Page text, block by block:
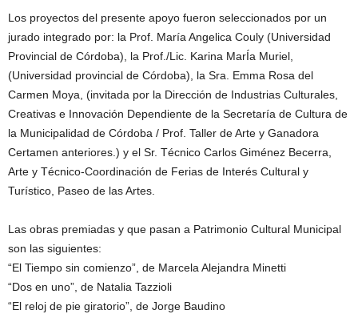
Los proyectos del presente apoyo fueron seleccionados por un
jurado integrado por: la Prof. María Angelica Couly (Universidad
Provincial de Córdoba), la Prof./Lic. Karina MarÍa Muriel,
(Universidad provincial de Córdoba), la Sra. Emma Rosa del
Carmen Moya, (invitada por la Dirección de Industrias Culturales,
Creativas e Innovación Dependiente de la Secretaría de Cultura de
la Municipalidad de Córdoba / Prof. Taller de Arte y Ganadora
Certamen anteriores.) y el Sr. Técnico Carlos Giménez Becerra,
Arte y Técnico-Coordinación de Ferias de Interés Cultural y
Turístico, Paseo de las Artes.
Las obras premiadas y que pasan a Patrimonio Cultural Municipal
son las siguientes:
“El Tiempo sin comienzo”, de Marcela Alejandra Minetti
“Dos en uno”, de Natalia Tazzioli
“El reloj de pie giratorio”, de Jorge Baudino